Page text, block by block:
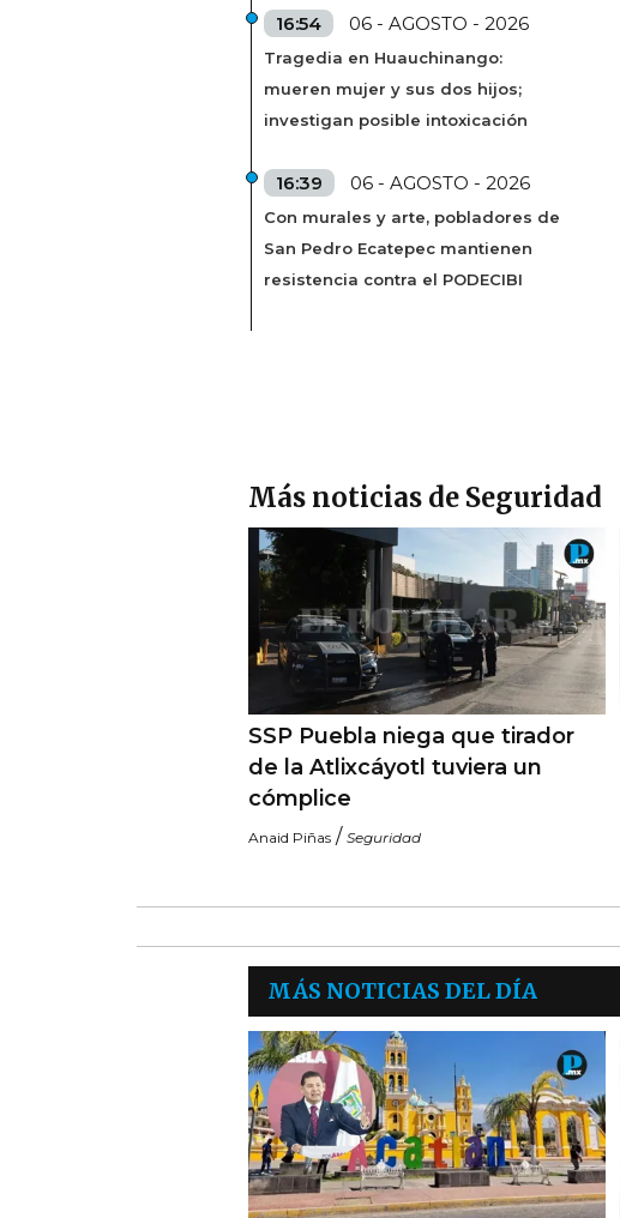
16:54 06 - AGOSTO - 2026
Tragedia en Huauchinango:
mueren mujer y sus dos hijos;
investigan posible intoxicación
16:39 06 - AGOSTO - 2026
Con murales y arte, pobladores de
San Pedro Ecatepec mantienen
resistencia contra el PODECIBI
Más noticias de Seguridad
SSP Puebla niega que tirador
de la Atlixcáyotl tuviera un
cómplice
Anaid Piñas / Seguridad
MÁS NOTICIAS DEL DÍA